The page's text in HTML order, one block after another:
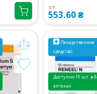
от
553.60 ₴
Лекарственное
средство
Доступно 10 шт. в 8
аптеках